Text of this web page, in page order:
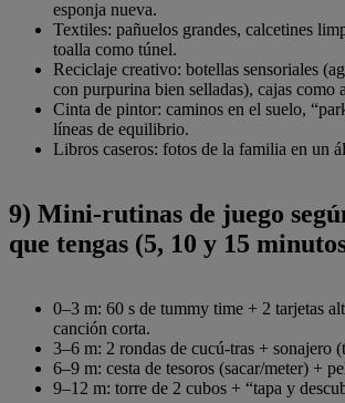
esponja nueva.
Textiles: pañuelos grandes, calcetines
toalla como túnel.
Reciclaje creativo: botellas sensoriales
con purpurina bien selladas), cajas como
Cinta de pintor: caminos en el suelo,
líneas de equilibrio.
Libros caseros: fotos de la familia en un
9) Mini-rutinas de juego
que tengas (5, 10 y 15
0–3 m: 60 s de tummy time + 2 tarjetas
canción corta.
3–6 m: 2 rondas de cucú-tras + sonajero
6–9 m: cesta de tesoros (sacar/meter) +
9–12 m: torre de 2 cubos + “tapa y